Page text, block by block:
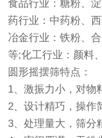
食品行业：糖粉、
药行业：中药粉、
冶金行业：铁粉、
等;化工行业：颜料
圆形摇摆筛特点：
1、激振力小，对物
2、设计精巧，操作
3、处理量大，筛分